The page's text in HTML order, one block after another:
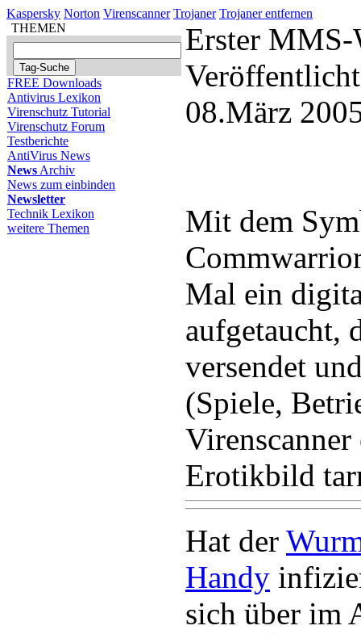
Kaspersky Norton Virenscanner Trojaner Trojaner entfernen
THEMEN
FREE Downloads
Antivirus Lexikon
Virenschutz Tutorial
Virenschutz Forum
Testberichte
AntiVirus News
News Archiv
News zum einbinden
Newsletter
Technik Lexikon
weitere Themen
Erster MMS-
08.März
Mit dem
Mal ein
aufgetaucht,
versendet
(Spiele,
Virenscanner
Erotikbild
Hat der
Handy
sich über im